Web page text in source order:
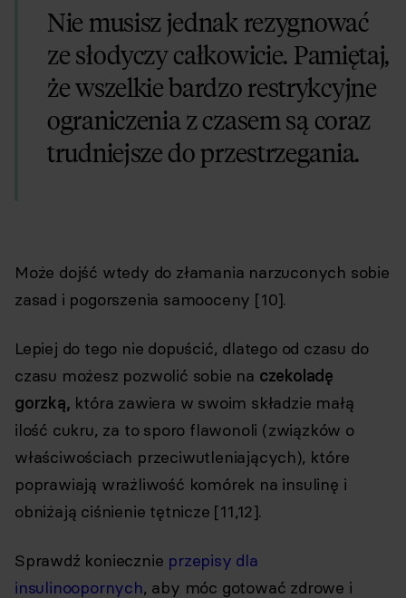
Nie musisz jednak rezygnować
ze słodyczy całkowicie. Pamiętaj,
że wszelkie bardzo restrykcyjne
ograniczenia z czasem są coraz
trudniejsze do przestrzegania.
Może dojść wtedy do złamania narzuconych sobie
zasad i pogorszenia samooceny [10].
Lepiej do tego nie dopuścić, dlatego od czasu do
czasu możesz pozwolić sobie na czekoladę
gorzką, która zawiera w swoim składzie małą
ilość cukru, za to sporo flawonoli (związków o
właściwościach przeciwutleniających), które
poprawiają wrażliwość komórek na insulinę i
obniżają ciśnienie tętnicze [11,12].
Sprawdź koniecznie przepisy dla
insulinoopornych, aby móc gotować zdrowe i